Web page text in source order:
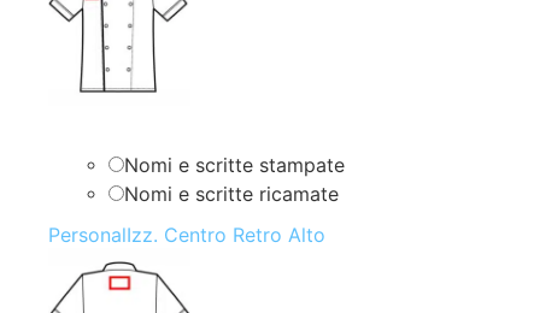
Nomi e scritte stampate
Nomi e scritte ricamate
PersonalIzz. Centro Retro Alto